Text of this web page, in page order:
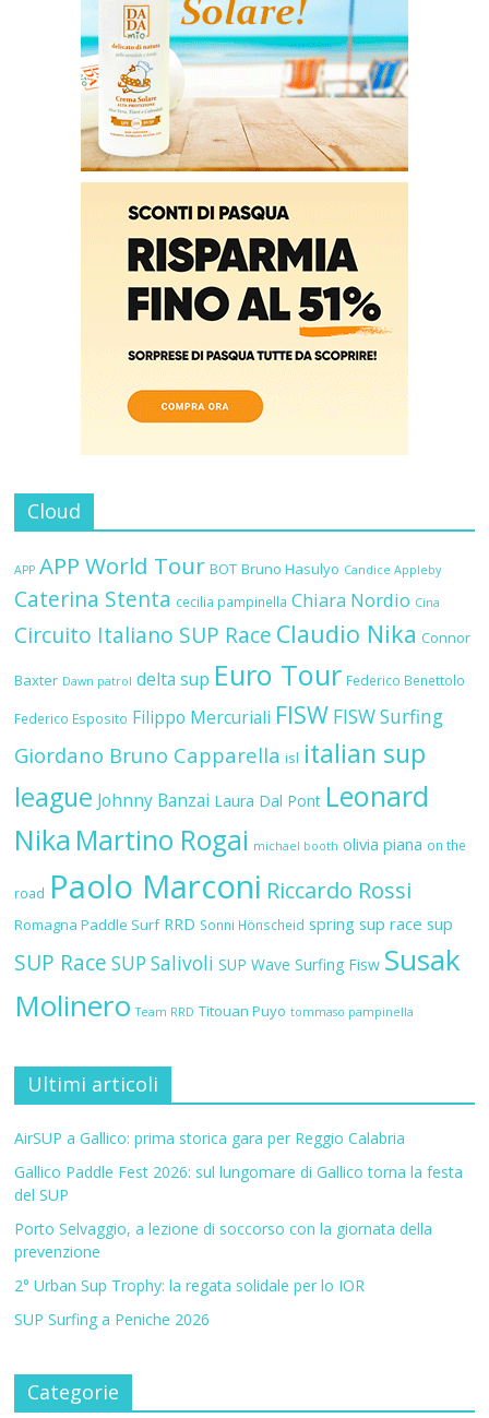
Cloud
APP APP World Tour BOT Bruno Hasulyo Candice Appleby
Caterina Stenta cecilia pampinella Chiara Nordio Cina
Circuito Italiano SUP Race Claudio Nika Connor
Baxter Dawn patrol delta sup Euro Tour Federico Benettolo
Federico Esposito Filippo Mercuriali FISW FISW Surfing
Giordano Bruno Capparella isl italian sup
league Johnny Banzai Laura Dal Pont Leonard
Nika Martino Rogai michael booth olivia piana on the
road Paolo Marconi Riccardo Rossi
Romagna Paddle Surf RRD Sonni Hönscheid spring sup race sup
SUP Race SUP Salivoli SUP Wave Surfing Fisw Susak
Molinero Team RRD Titouan Puyo tommaso pampinella
Ultimi articoli
AirSUP a Gallico: prima storica gara per Reggio Calabria
Gallico Paddle Fest 2026: sul lungomare di Gallico torna la festa
del SUP
Porto Selvaggio, a lezione di soccorso con la giornata della
prevenzione
2° Urban Sup Trophy: la regata solidale per lo IOR
SUP Surfing a Peniche 2026
Categorie